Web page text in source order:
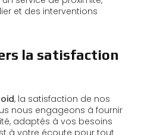
et des interventions
la satisfaction
, la satisfaction de nos
nous engageons à fournir
adaptés à vos besoins